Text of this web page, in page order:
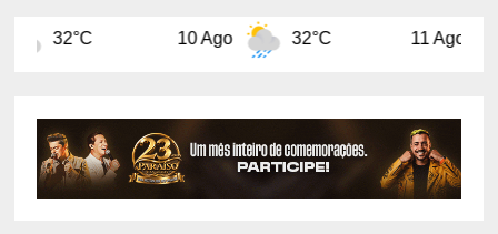
10 Ago 32°C 11 Ago 29°C